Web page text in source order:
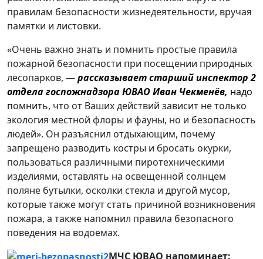
правилам безопасности жизнедеятельности, вручая
памятки и листовки.
«Очень важно знать и помнить простые правила
пожарной безопасности при посещении природных
лесопарков, —рассказывает старший инспектор 2
отдела госпожнадзора ЮВАО Иван Чекменёв, надо
помнить, что от Ваших действий зависит не только
экология местной флоры и фауны, но и безопасность
людей». Он разъяснил отдыхающим, почему
запрещено разводить костры и бросать окурки,
пользоваться различными пиротехническими
изделиями, оставлять на освещенной солнцем
поляне бутылки, осколки стекла и другой мусор,
которые также могут стать причиной возникновения
пожара, а также напомнил правила безопасного
поведения на водоемах.
МЧС ЮВАО напоминает: